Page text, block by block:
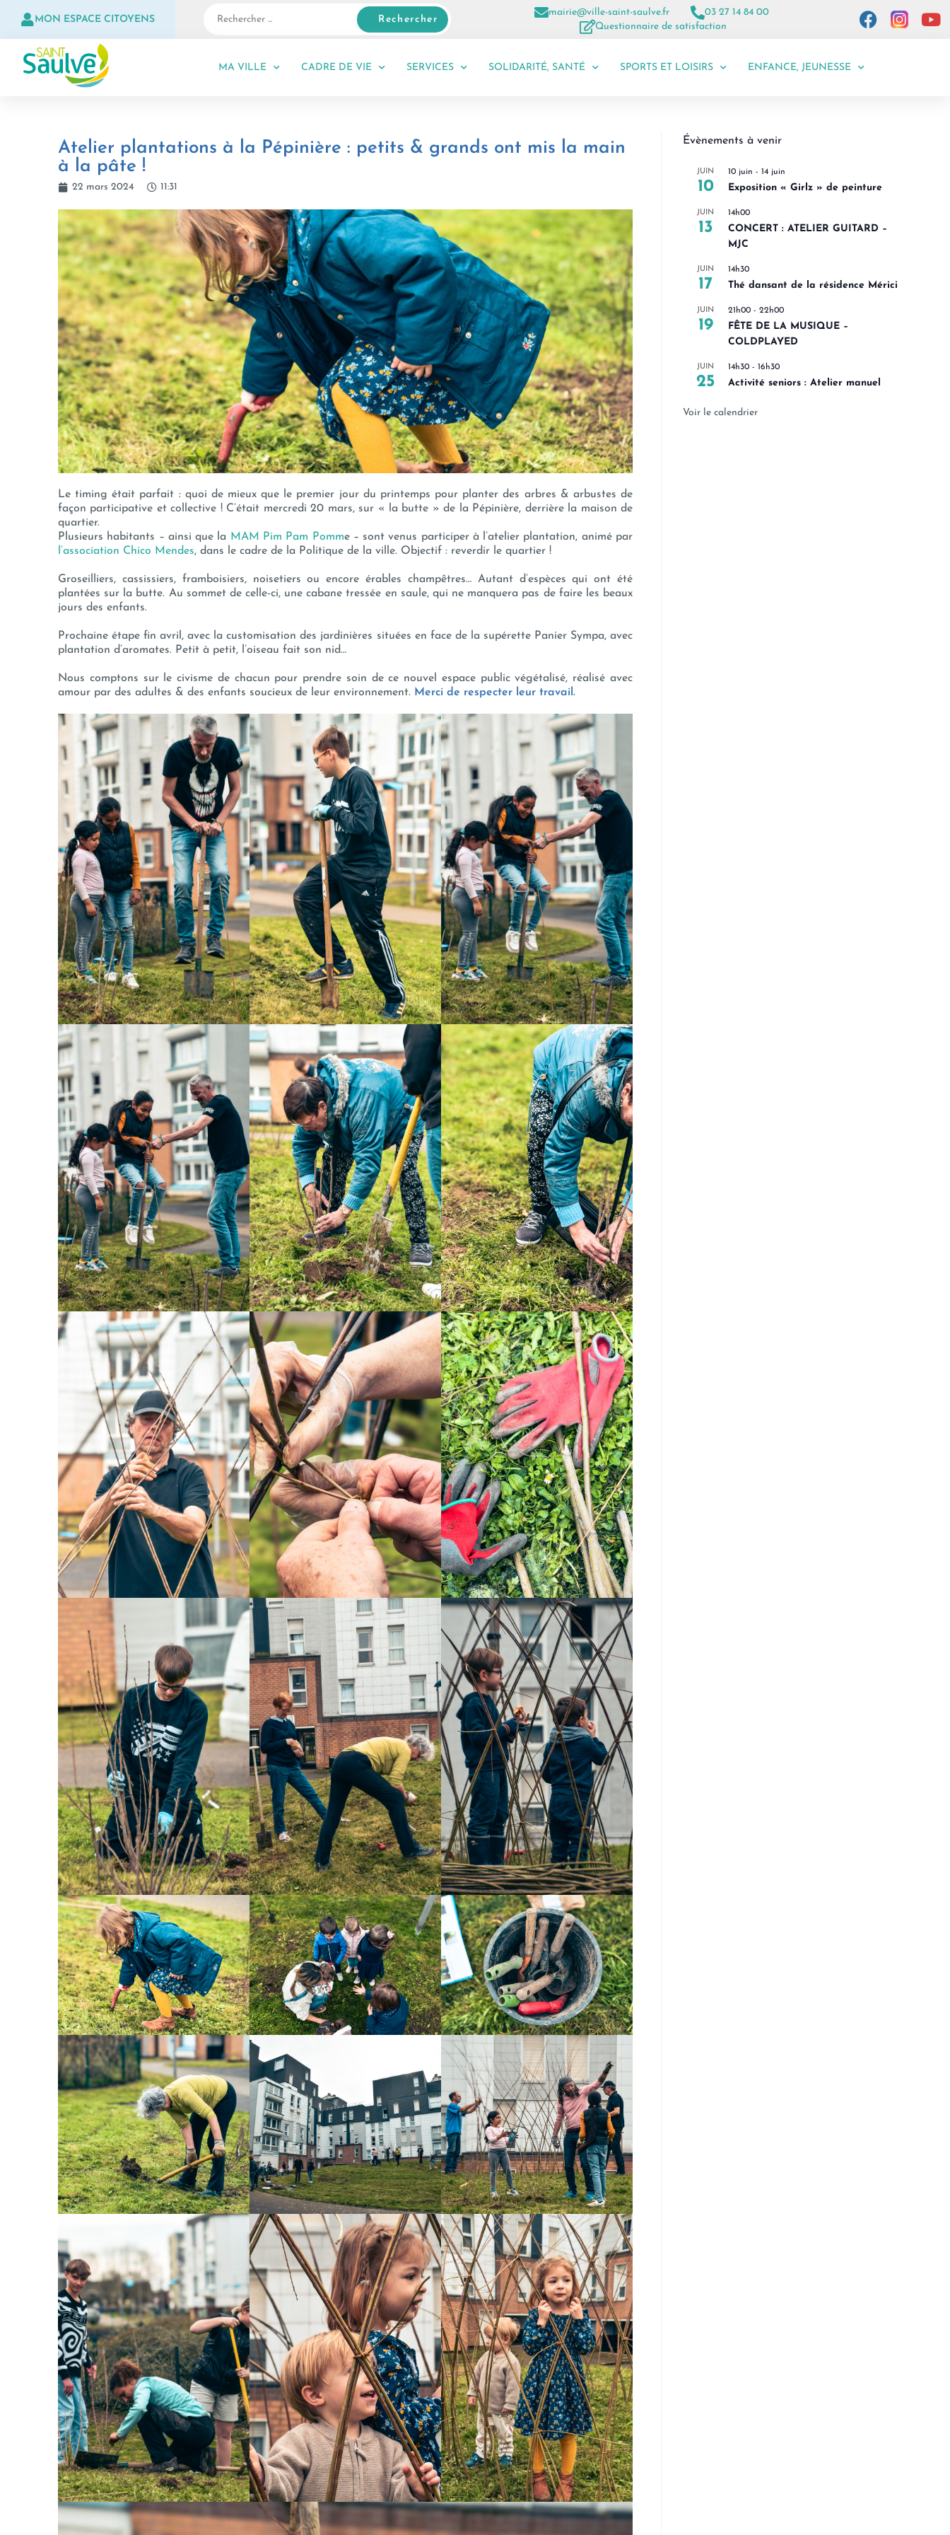
MON ESPACE CITOYENS Rechercher
mairie@ville-saint-saulve.fr
03 27 14 84 00
Questionnaire de satisfaction
MA VILLE CADRE DE VIE SERVICES SOLIDARITÉ, SANTÉ SPORTS ET LOISIRS ENFANCE, JEUNESSE
Atelier plantations à la Pépinière : petits & grands ont mis la main
à la pâte !
22 mars 2024 11:31
Le timing était parfait : quoi de mieux que le premier jour du printemps pour planter des arbres & arbustes de
façon participative et collective ! C’était mercredi 20 mars, sur « la butte » de la Pépinière, derrière la maison de
quartier.
Plusieurs habitants – ainsi que la MAM Pim Pam Pomme – sont venus participer à l’atelier plantation, animé par
l’association Chico Mendes, dans le cadre de la Politique de la ville. Objectif : reverdir le quartier !
Groseilliers, cassissiers, framboisiers, noisetiers ou encore érables champêtres… Autant d’espèces qui ont été
plantées sur la butte. Au sommet de celle-ci, une cabane tressée en saule, qui ne manquera pas de faire les beaux
jours des enfants.
Prochaine étape fin avril, avec la customisation des jardinières situées en face de la supérette Panier Sympa, avec
plantation d’aromates. Petit à petit, l’oiseau fait son nid…
Nous comptons sur le civisme de chacun pour prendre soin de ce nouvel espace public végétalisé, réalisé avec
amour par des adultes & des enfants soucieux de leur environnement. Merci de respecter leur travail.
Évènements à venir
JUIN
10
10 juin - 14 juin
Exposition « Girlz » de peinture
JUIN
13
14h00
CONCERT : ATELIER GUITARD –
MJC
JUIN
17
14h30
Thé dansant de la résidence Mérici
JUIN
19
21h00 - 22h00
FÊTE DE LA MUSIQUE –
COLDPLAYED
JUIN
25
14h30 - 16h30
Activité seniors : Atelier manuel
Voir le calendrier